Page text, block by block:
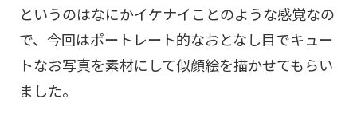
というのはなにかイケナイことのような感覚なの
で、今回はポートレート的なおとなし目でキュー
トなお写真を素材にして似顔絵を描かせてもらい
ました。